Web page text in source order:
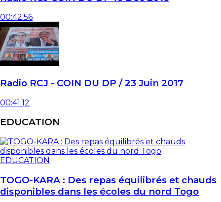
00:42:56
Radio RCJ - COIN DU DP / 23 Juin 2017
00:41:12
EDUCATION
EDUCATION
TOGO-KARA : Des repas équilibrés et chauds
disponibles dans les écoles du nord Togo